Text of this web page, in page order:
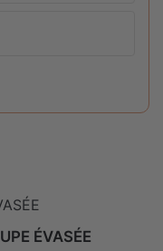
:
fragileÉVASÉE